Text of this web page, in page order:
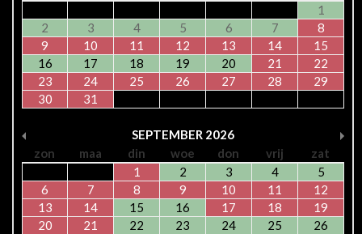
1
2
3 4 5 6 7
8
9
10 11 12 13 14
15
16
17 18 19 20 21
22
23
24 25 26 27 28
29
30
31
SEPTEMBER 2026
zon
maa din woe don vrij
zat
1
2 3 4
5
6
7 8 9 10 11
12
13
14 15 16 17 18
19
20
21 22 23 24 25
26